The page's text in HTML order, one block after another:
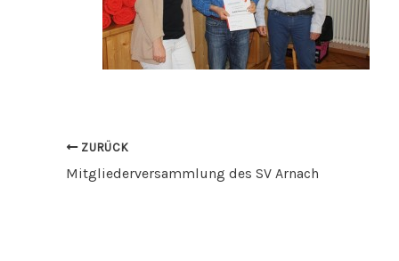
ZURÜCK
Mitgliederversammlung des SV Arnach